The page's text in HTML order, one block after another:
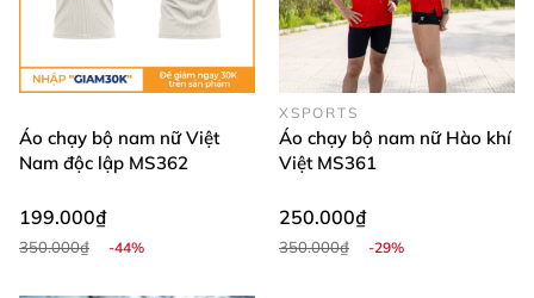
Áo chạy bộ nam nữ Việt
Nam độc lập MS362
199.000₫
350.000₫ -44%
XSPORTS
Áo chạy bộ nam nữ Hào khí
Việt MS361
250.000₫
350.000₫ -29%